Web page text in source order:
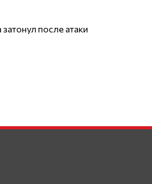
после атаки